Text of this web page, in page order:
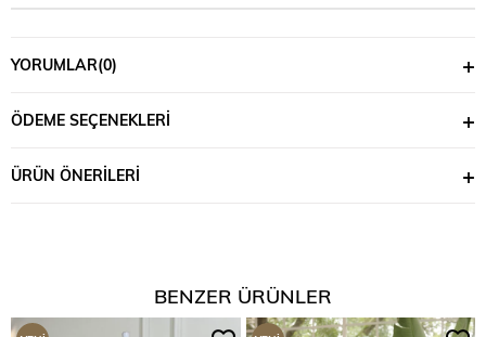
YORUMLAR(0)
ÖDEME SEÇENEKLERI
ÜRÜN ÖNERILERI
BENZER ÜRÜNLER